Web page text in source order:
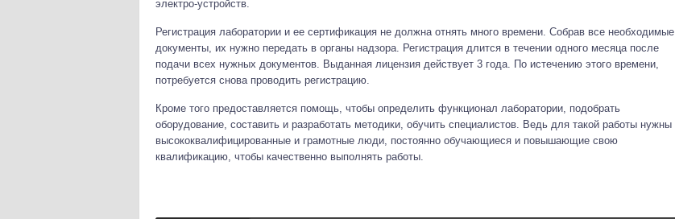
электро-устройств.
Регистрация лаборатории и ее сертификация не должна отнять много времени. Собрав все необходимые
документы, их нужно передать в органы надзора. Регистрация длится в течении одного месяца после
подачи всех нужных документов. Выданная лицензия действует 3 года. По истечению этого времени,
потребуется снова проводить регистрацию.
Кроме того предоставляется помощь, чтобы определить функционал лаборатории, подобрать
оборудование, составить и разработать методики, обучить специалистов. Ведь для такой работы нужны
высококвалифицированные и грамотные люди, постоянно обучающиеся и повышающие свою
квалификацию, чтобы качественно выполнять работы.